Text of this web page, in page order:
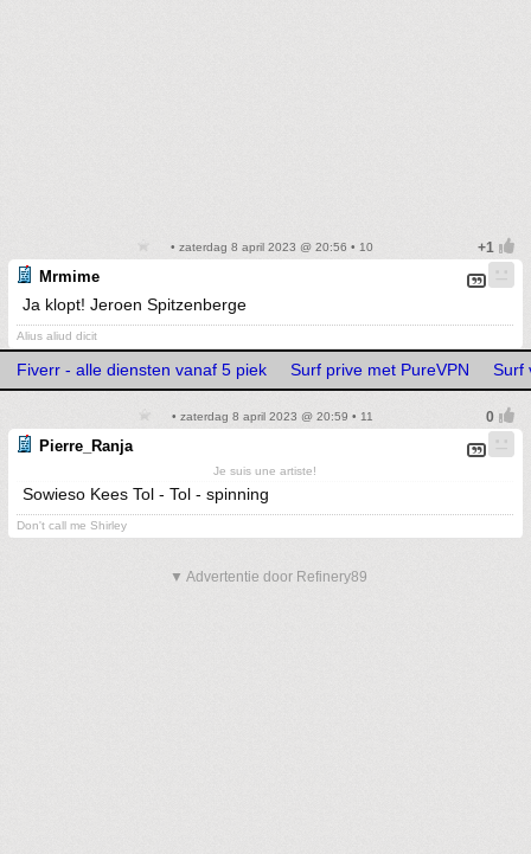
• zaterdag 8 april 2023 @ 20:56 • 10
Mrmime
Ja klopt! Jeroen Spitzenberge
Alius aliud dicit
Fiverr - alle diensten vanaf 5 piek Surf prive met PureVPN Surf
• zaterdag 8 april 2023 @ 20:59 • 11
Pierre_Ranja
Je suis une artiste!
Sowieso Kees Tol - Tol - spinning
Don't call me Shirley
▼ Advertentie door Refinery89